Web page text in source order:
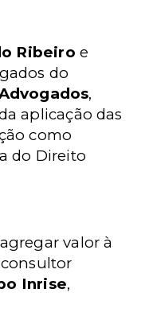
Ribeiro e
do
,
aplicação das
como
do Direito
valor à
Inrise,